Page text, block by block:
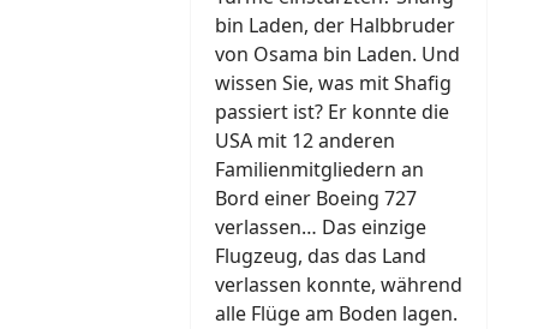
bin Laden, der Halbbruder
von Osama bin Laden. Und
wissen Sie, was mit Shafig
passiert ist? Er konnte die
USA mit 12 anderen
Familienmitgliedern an
Bord einer Boeing 727
verlassen… Das einzige
Flugzeug, das das Land
verlassen konnte, während
alle Flüge am Boden lagen.